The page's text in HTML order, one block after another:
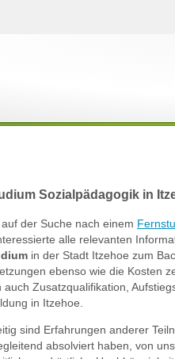
Sozialpädagogik in
der Suche nach einem
alle relevanten
in der Stadt Itzehoe zum
ebenso wie die Kosten
auch Zusatzqualifikation,
in Itzehoe.
sind Erfahrungen anderer
absolviert haben, von